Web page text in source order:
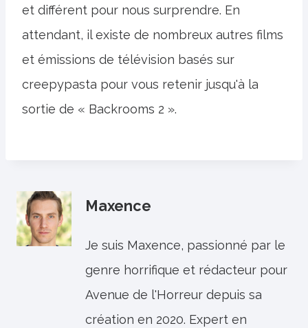
et différent pour nous surprendre. En
attendant, il existe de nombreux autres films
et émissions de télévision basés sur
creepypasta pour vous retenir jusqu'à la
sortie de « Backrooms 2 ».
Maxence
Je suis Maxence, passionné par le
genre horrifique et rédacteur pour
Avenue de l'Horreur depuis sa
création en 2020. Expert en